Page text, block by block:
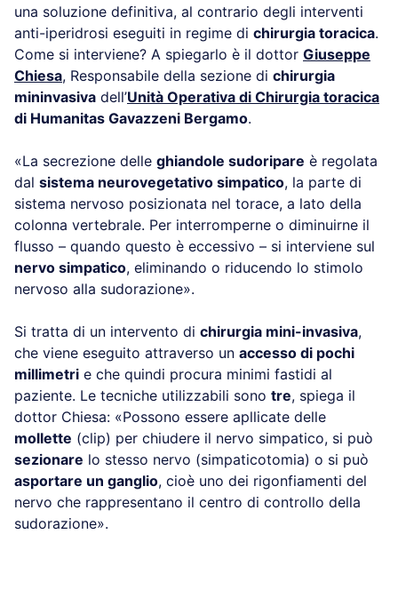
una soluzione definitiva, al contrario degli interventi
anti-iperidrosi eseguiti in regime di chirurgia toracica.
Come si interviene? A spiegarlo è il dottor Giuseppe
Chiesa, Responsabile della sezione di chirurgia
mininvasiva dell’Unità Operativa di Chirurgia toracica
di Humanitas Gavazzeni Bergamo.
«La secrezione delle ghiandole sudoripare è regolata
dal sistema neurovegetativo simpatico, la parte di
sistema nervoso posizionata nel torace, a lato della
colonna vertebrale. Per interromperne o diminuirne il
flusso – quando questo è eccessivo – si interviene sul
nervo simpatico, eliminando o riducendo lo stimolo
nervoso alla sudorazione».
Si tratta di un intervento di chirurgia mini-invasiva,
che viene eseguito attraverso un accesso di pochi
millimetri e che quindi procura minimi fastidi al
paziente. Le tecniche utilizzabili sono tre, spiega il
dottor Chiesa: «Possono essere apllicate delle
mollette (clip) per chiudere il nervo simpatico, si può
sezionare lo stesso nervo (simpaticotomia) o si può
asportare un ganglio, cioè uno dei rigonfiamenti del
nervo che rappresentano il centro di controllo della
sudorazione».